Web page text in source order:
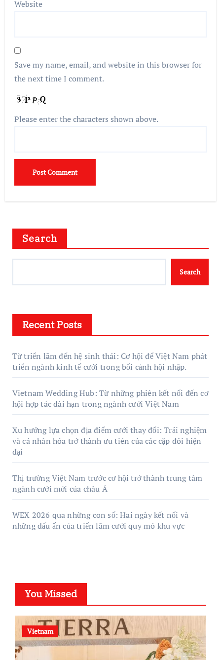
Website
Save my name, email, and website in this browser for
the next time I comment.
Please enter the characters shown above.
Search
Search
Recent Posts
Từ triển lãm đến hệ sinh thái: Cơ hội để Việt Nam phát
triển ngành kinh tế cưới trong bối cảnh hội nhập.
Vietnam Wedding Hub: Từ những phiên kết nối đến cơ
hội hợp tác dài hạn trong ngành cưới Việt Nam
Xu hướng lựa chọn địa điểm cưới thay đổi: Trải nghiệm
và cá nhân hóa trở thành ưu tiên của các cặp đôi hiện
đại
Thị trường Việt Nam trước cơ hội trở thành trung tâm
ngành cưới mới của châu Á
WEX 2026 qua những con số: Hai ngày kết nối và
những dấu ấn của triển lãm cưới quy mô khu vực
You Missed
Vietnam